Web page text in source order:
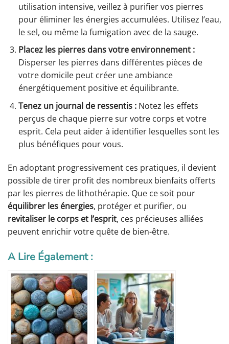
utilisation intensive, veillez à purifier vos pierres
pour éliminer les énergies accumulées. Utilisez l’eau,
le sel, ou même la fumigation avec de la sauge.
Placez les pierres dans votre environnement :
Disperser les pierres dans différentes pièces de
votre domicile peut créer une ambiance
énergétiquement positive et équilibrante.
Tenez un journal de ressentis :Notez les effets
perçus de chaque pierre sur votre corps et votre
esprit. Cela peut aider à identifier lesquelles sont les
plus bénéfiques pour vous.
En adoptant progressivement ces pratiques, il devient
possible de tirer profit des nombreux bienfaits offerts
par les pierres de lithothérapie. Que ce soit pour
équilibrer les énergies, protéger et purifier, ou
revitaliser le corps et l’esprit, ces précieuses alliées
peuvent enrichir votre quête de bien-être.
A Lire Également :